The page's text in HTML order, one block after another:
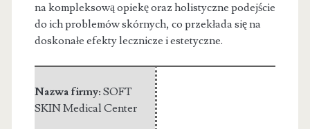
na kompleksową opiekę oraz holistyczne podejście
do ich problemów skórnych, co przekłada się na
doskonałe efekty lecznicze i estetyczne.
Nazwa firmy: SOFT
SKIN Medical Center